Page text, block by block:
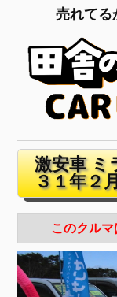
売れてる
激安車 ミ
３１年２
このクルマ